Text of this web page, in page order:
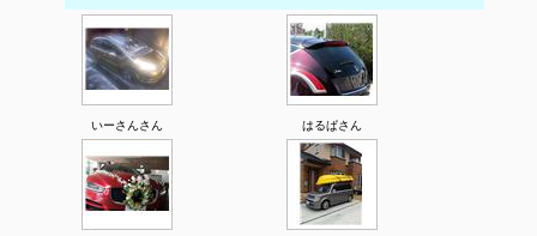
いーさんさん はるぱさん